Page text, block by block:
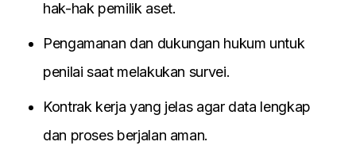
hak-hak pemilik aset.
Pengamanan dan dukungan hukum untuk
penilai saat melakukan survei.
Kontrak kerja yang jelas agar data lengkap
dan proses berjalan aman.